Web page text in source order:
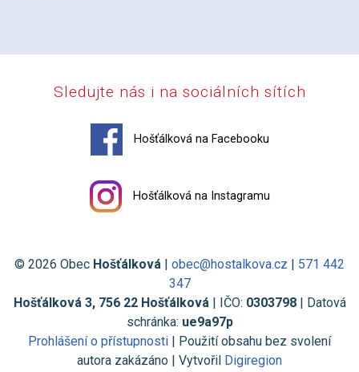
Sledujte nás i na sociálních sítích
Hošťálková na Facebooku
Hošťálková na Instagramu
© 2026 Obec Hošťálková | obec@hostalkova.cz | 571 442
347
Hošťálková 3, 756 22 Hošťálková| IČO: 0303798| Datová
schránka: ue9a97p
Prohlášení o přístupnosti | Použití obsahu bez svolení
autora zakázáno | Vytvořil Digiregion